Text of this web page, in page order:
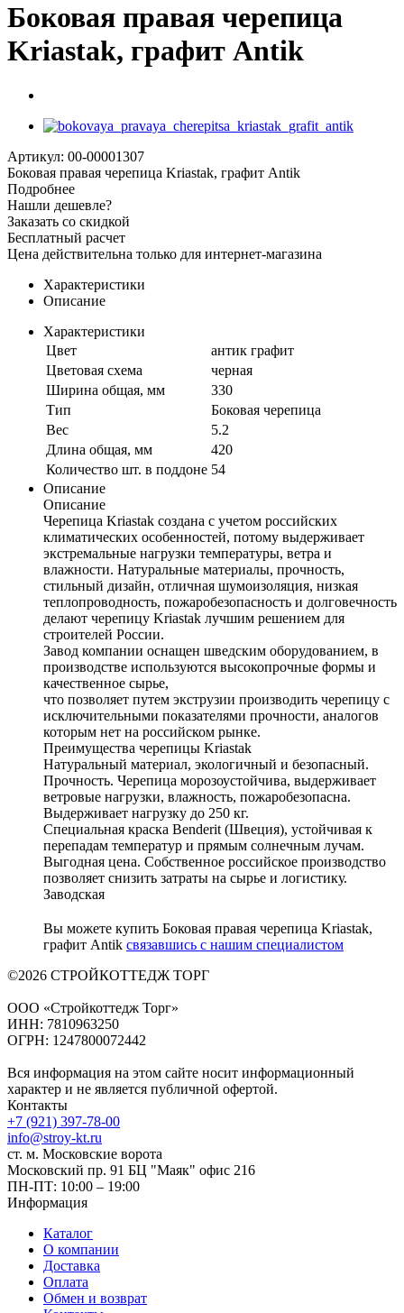
Боковая правая черепица
Kriastak, графит Antik
Артикул: 00-00001307
Боковая правая черепица Kriastak, графит Antik
Подробнее
Нашли дешевле?
Заказать со скидкой
Бесплатный расчет
Цена действительна только для интернет-магазина
Характеристики
Описание
Характеристики
Цвет
антик графит
Цветовая схема
черная
Ширина общая, мм
330
Тип
Боковая черепица
Вес
5.2
Длина общая, мм
420
Количество шт. в поддоне 54
Описание
Описание
Черепица Kriastak создана с учетом российских
климатических особенностей, потому выдерживает
экстремальные нагрузки температуры, ветра и
влажности. Натуральные материалы, прочность,
стильный дизайн, отличная шумоизоляция, низкая
теплопроводность, пожаробезопасность и долговечность
делают черепицу Kriastak лучшим решением для
строителей России.
Завод компании оснащен шведским оборудованием, в
производстве используются высокопрочные формы и
качественное сырье,
что позволяет путем экструзии производить черепицу с
исключительными показателями прочности, аналогов
которым нет на российском рынке.
Преимущества черепицы Kriastak
Натуральный материал, экологичный и безопасный.
Прочность. Черепица морозоустойчива, выдерживает
ветровые нагрузки, влажность, пожаробезопасна.
Выдерживает нагрузку до 250 кг.
Специальная краска Benderit (Швеция), устойчивая к
перепадам температур и прямым солнечным лучам.
Выгодная цена. Собственное российское производство
позволяет снизить затраты на сырье и логистику.
Заводская
Вы можете купить Боковая правая черепица Kriastak,
графит Antik связавшись с нашим специалистом
©2026 СТРОЙКОТТЕДЖ ТОРГ
ООО «Стройкоттедж Торг»
ИНН: 7810963250
ОГРН: 1247800072442
Вся информация на этом сайте носит информационный
характер и не является публичной офертой.
Контакты
+7 (921) 397-78-00
info@stroy-kt.ru
ст. м. Московские ворота
Московский пр. 91 БЦ "Маяк" офис 216
ПН-ПТ: 10:00 – 19:00
Информация
Каталог
О компании
Доставка
Оплата
Обмен и возврат